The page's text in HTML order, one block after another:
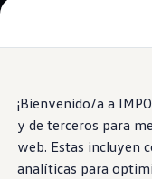
contenido
principal
a pie
de
Modelos y
Contáctenos
Marca y
Volkswagen
Noticias de
Máxima
¡Bienvenido/a a
y de terceros para
web. Estas incluyen
analíticas para